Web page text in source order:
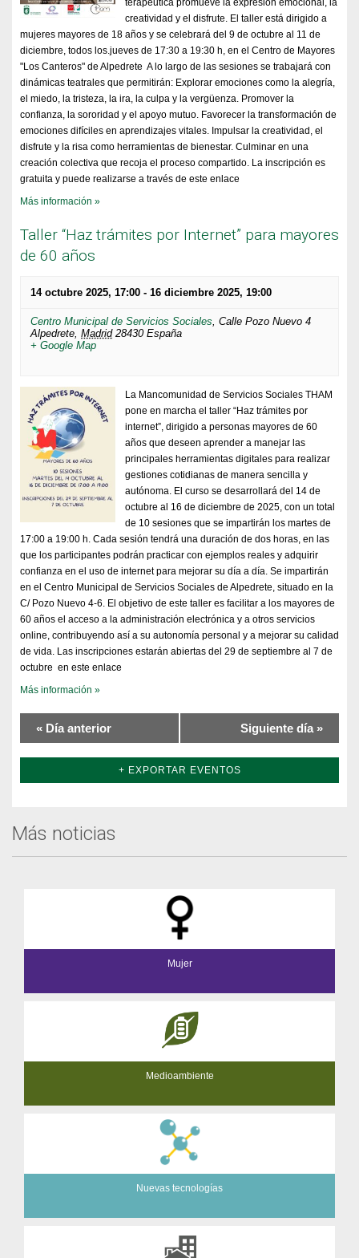
terapéutica promueve la expresión emocional, la
creatividad y el disfrute. El taller está dirigido a
mujeres mayores de 18 años y se celebrará del 9 de octubre al 11 de
diciembre, todos los.jueves de 17:30 a 19:30 h, en el Centro de Mayores
"Los Canteros" de Alpedrete A lo largo de las sesiones se trabajará con
dinámicas teatrales que permitirán: Explorar emociones como la alegría,
el miedo, la tristeza, la ira, la culpa y la vergüenza. Promover la
confianza, la sororidad y el apoyo mutuo. Favorecer la transformación de
emociones difíciles en aprendizajes vitales. Impulsar la creatividad, el
disfrute y la risa como herramientas de bienestar. Culminar en una
creación colectiva que recoja el proceso compartido. La inscripción es
gratuita y puede realizarse a través de este enlace
Más información »
Taller “Haz trámites por Internet” para mayores
de 60 años
14 octubre 2025, 17:00 - 16 diciembre 2025, 19:00
Centro Municipal de Servicios Sociales, Calle Pozo Nuevo 4
Alpedrete, Madrid 28430 España
+ Google Map
La Mancomunidad de Servicios Sociales THAM
pone en marcha el taller “Haz trámites por
internet”, dirigido a personas mayores de 60
años que deseen aprender a manejar las
principales herramientas digitales para realizar
gestiones cotidianas de manera sencilla y
autónoma. El curso se desarrollará del 14 de
octubre al 16 de diciembre de 2025, con un total
de 10 sesiones que se impartirán los martes de
17:00 a 19:00 h. Cada sesión tendrá una duración de dos horas, en las
que los participantes podrán practicar con ejemplos reales y adquirir
confianza en el uso de internet para mejorar su día a día. Se impartirán
en el Centro Municipal de Servicios Sociales de Alpedrete, situado en la
C/ Pozo Nuevo 4-6. El objetivo de este taller es facilitar a los mayores de
60 años el acceso a la administración electrónica y a otros servicios
online, contribuyendo así a su autonomía personal y a mejorar su calidad
de vida. Las inscripciones estarán abiertas del 29 de septiembre al 7 de
octubre en este enlace
Más información »
« Día anterior Siguiente día »
+ EXPORTAR EVENTOS
Más noticias
Mujer
Medioambiente
Nuevas tecnologías